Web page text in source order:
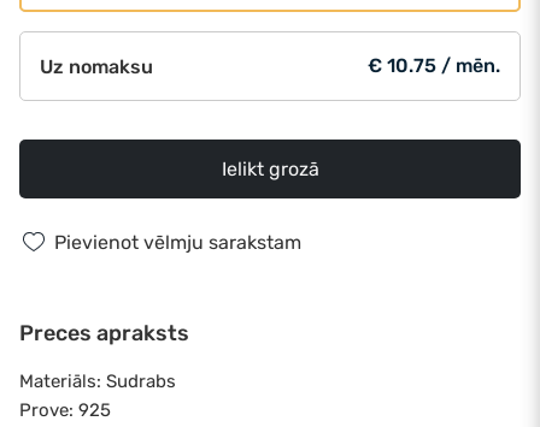
Uz nomaksu € 10.75 / mēn.
Ielikt grozā
Pievienot vēlmju sarakstam
Preces apraksts
Materiāls: Sudrabs
Prove: 925